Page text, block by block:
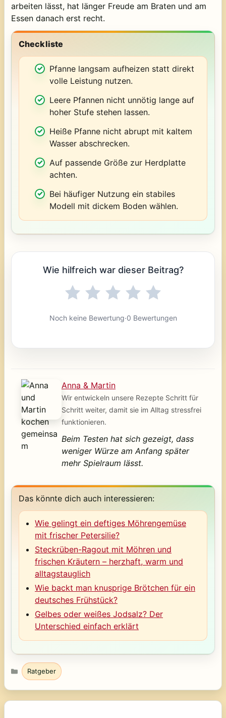
arbeiten lässt, hat länger Freude am Braten und am
Essen danach erst recht.
Checkliste
Pfanne langsam aufheizen statt direkt
volle Leistung nutzen.
Leere Pfannen nicht unnötig lange auf
hoher Stufe stehen lassen.
Heiße Pfanne nicht abrupt mit kaltem
Wasser abschrecken.
Auf passende Größe zur Herdplatte
achten.
Bei häufiger Nutzung ein stabiles
Modell mit dickem Boden wählen.
Wie hilfreich war dieser Beitrag?
Noch keine Bewertung·0 Bewertungen
Anna & Martin
Wir entwickeln unsere Rezepte Schritt für
Schritt weiter, damit sie im Alltag stressfrei
funktionieren.
Beim Testen hat sich gezeigt, dass
weniger Würze am Anfang später
mehr Spielraum lässt.
Das könnte dich auch interessieren:
Wie gelingt ein deftiges Möhrengemüse
mit frischer Petersilie?
Steckrüben-Ragout mit Möhren und
frischen Kräutern – herzhaft, warm und
alltagstauglich
Wie backt man knusprige Brötchen für ein
deutsches Frühstück?
Gelbes oder weißes Jodsalz? Der
Unterschied einfach erklärt
Kategorien
Ratgeber